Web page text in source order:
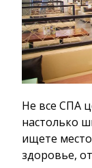
Не все СПА
настолько
ищете
здоровье,